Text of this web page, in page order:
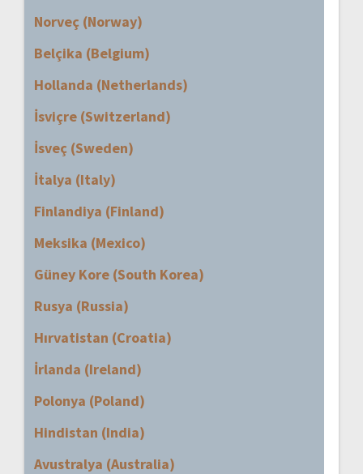
Norveç (Norway)
Belçika (Belgium)
Hollanda (Netherlands)
İsviçre (Switzerland)
İsveç (Sweden)
İtalya (Italy)
Finlandiya (Finland)
Meksika (Mexico)
Güney Kore (South Korea)
Rusya (Russia)
Hırvatistan (Croatia)
İrlanda (Ireland)
Polonya (Poland)
Hindistan (India)
Avustralya (Australia)